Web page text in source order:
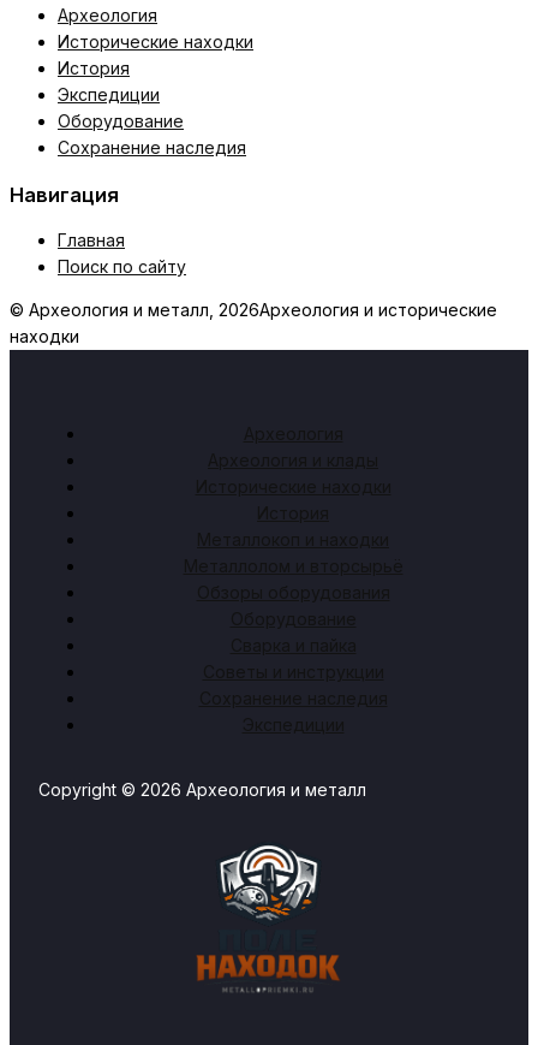
Археология
Исторические находки
История
Экспедиции
Оборудование
Сохранение наследия
Навигация
Главная
Поиск по сайту
© Археология и металл, 2026Археология и исторические
находки
Археология
Археология и клады
Исторические находки
История
Металлокоп и находки
Металлолом и вторсырьё
Обзоры оборудования
Оборудование
Сварка и пайка
Советы и инструкции
Сохранение наследия
Экспедиции
Copyright © 2026 Археология и металл